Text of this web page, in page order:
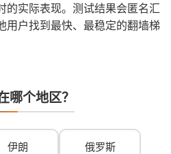
的实际表现。测试结果会匿名汇
用户找到最快、最稳定的翻墙梯
哪个地区？
伊朗 俄罗斯